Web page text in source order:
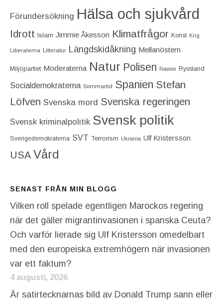
Förundersökning Hälsa och sjukvård
Idrott Islam Jimmie Åkesson Klimatfrågor Konst Krig
Liberalerna Litteratur Längdskidåkning Mellanöstern
Miljöpartiet Moderaterna Natur Polisen Rasism Ryssland
Socialdemokraterna Sommartid Spanien Stefan
Löfven Svenska mord Svenska regeringen
Svensk kriminalpolitik Svensk politik
Sverigedemokraterna SVT Terrorism Ukraina Ulf Kristersson
USA Vård
SENAST FRÅN MIN BLOGG
Vilken roll spelade egentligen Marockos regering
när det gäller migrantinvasionen i spanska Ceuta?
Och varför lierade sig Ulf Kristersson omedelbart
med den europeiska extremhögern när invasionen
var ett faktum?
4 augusti, 2026
Är satirtecknarnas bild av Donald Trump sann eller